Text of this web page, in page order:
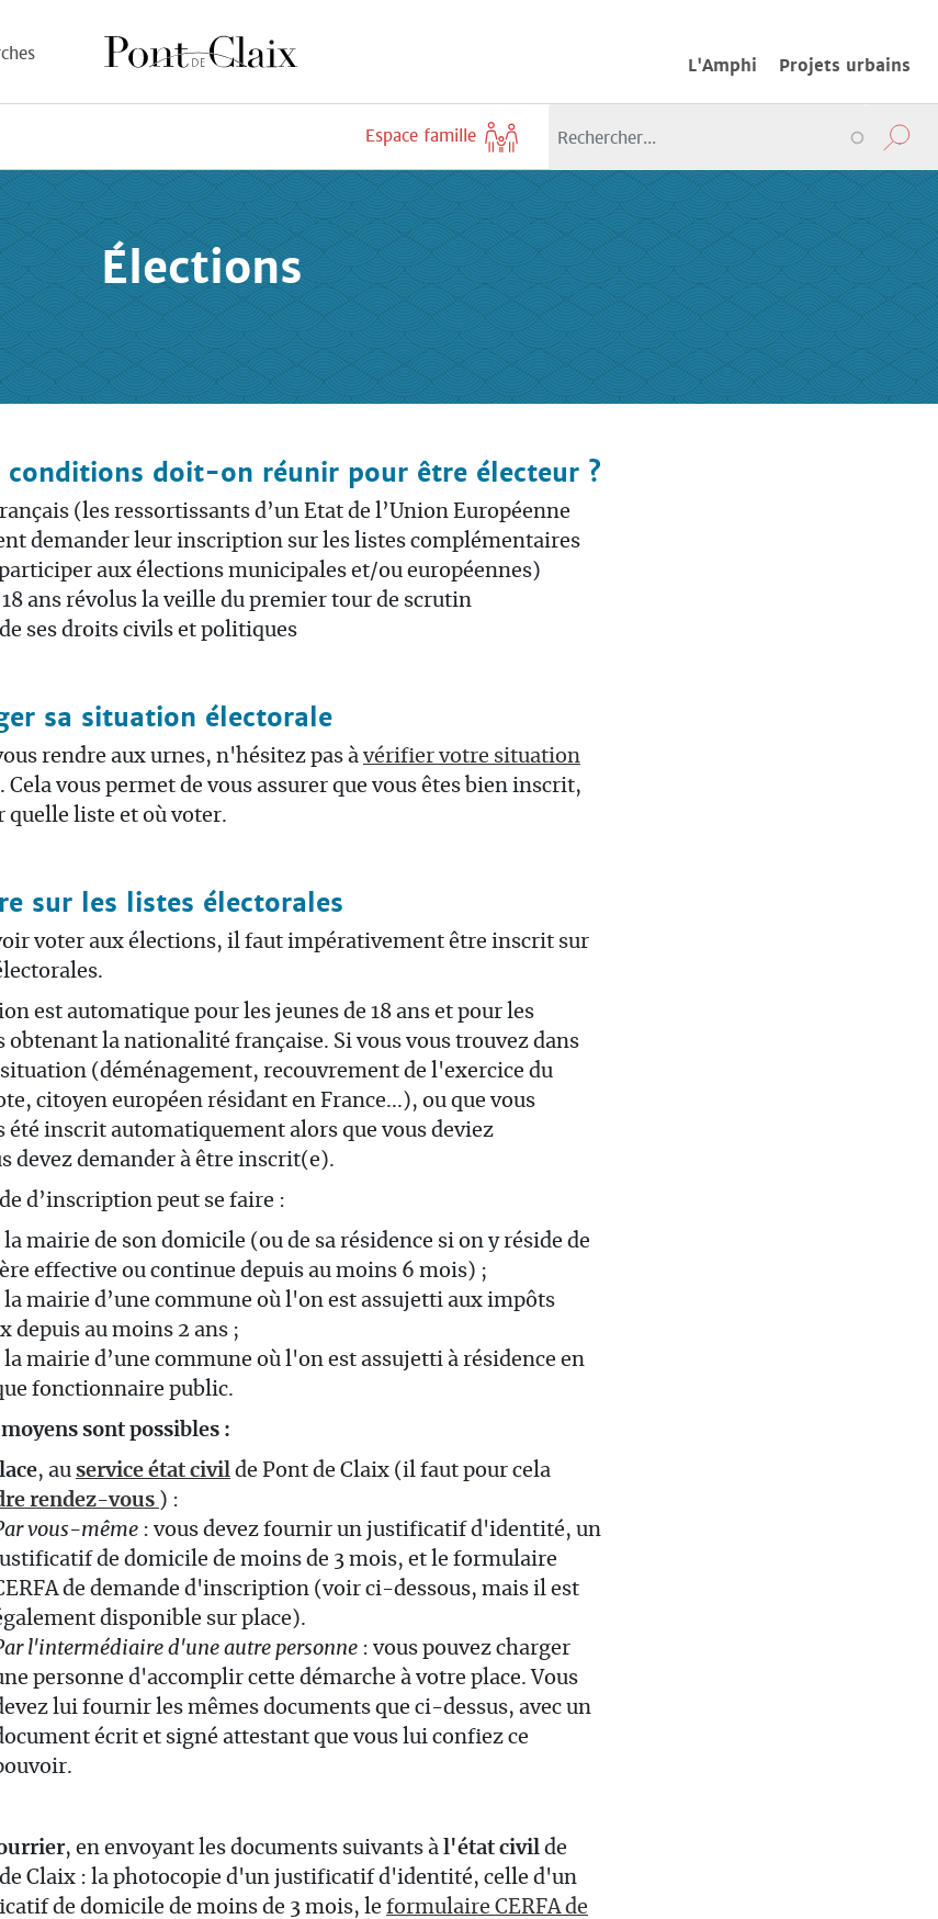
L'Amphi Projets urbains
Espace famille
Élections
conditions doit-on réunir pour être électeur ?
(les ressortissants d’un Etat de l’Union Européenne
demander leur inscription sur les listes complémentaires
aux élections municipales et/ou européennes)
ans révolus la veille du premier tour de scrutin
ses droits civils et politiques
sa situation électorale
rendre aux urnes, n'hésitez pas à vérifier votre situation
. Cela vous permet de vous assurer que vous êtes bien inscrit,
quelle liste et où voter.
sur les listes électorales
voter aux élections, il faut impérativement être inscrit sur
est automatique pour les jeunes de 18 ans et pour les
obtenant la nationalité française. Si vous vous trouvez dans
(déménagement, recouvrement de l'exercice du
citoyen européen résidant en France...), ou que vous
été inscrit automatiquement alors que vous deviez
devez demander à être inscrit(e).
d’inscription peut se faire :
la mairie de son domicile (ou de sa résidence si on y réside de
effective ou continue depuis au moins 6 mois) ;
la mairie d’une commune où l'on est assujetti aux impôts
depuis au moins 2 ans ;
la mairie d’une commune où l'on est assujetti à résidence en
fonctionnaire public.
sont possibles :
, au service état civil de Pont de Claix (il faut pour cela
rendez-vous ) :
vous-même : vous devez fournir un justificatif d'identité, un
de domicile de moins de 3 mois, et le formulaire
de demande d'inscription (voir ci-dessous, mais il est
disponible sur place).
l'intermédiaire d'une autre personne : vous pouvez charger
personne d'accomplir cette démarche à votre place. Vous
lui fournir les mêmes documents que ci-dessus, avec un
écrit et signé attestant que vous lui confiez ce
, en envoyant les documents suivants à l'état civil de
Claix : la photocopie d'un justificatif d'identité, celle d'un
de domicile de moins de 3 mois, le formulaire CERFA de